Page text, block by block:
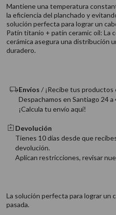
Mantiene una temperatura
la eficiencia del planchado y
solución perfecta para lograr un
Patín titanio + patín ceramic oil: La
cerámica asegura una distribución
duradero.
Envíos / ¡Recibe tus productos
Despachamos en Santiago 24 a
¡Calcula tu envío aquí!
Devolución
Tienes 10 días desde que
devolución.
Aplican restricciones, revisar
La solución perfecta para lograr un
pasada.
9. acondicionador
10. protector térmico